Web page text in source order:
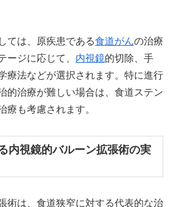
ては、原疾患である食道がんの治療
ージに応じて、 内視鏡的切除、手
学療法などが選択されます。特に進行
的治療が難しい場合は、食道ステン
療も考慮されます。
内視鏡的バルーン拡張術の実
術は、食道狭窄に対する代表的な治